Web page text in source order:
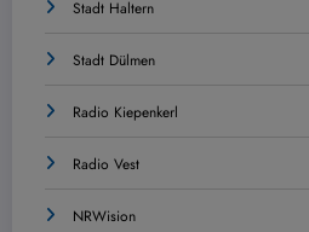
Stadt Haltern
Stadt Dülmen
Radio Kiepenkerl
Radio Vest
NRWision